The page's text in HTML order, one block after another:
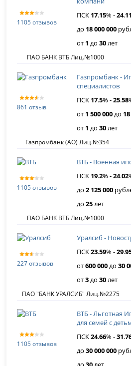
1105 отзывов
ПСК 17.15% -24.
до 18 000 000
от 1 до30лет
ПАО БАНК ВТБ Лиц.№1000
861 отзыв
Газпромбанк -
специалистов
ПСК 17.5% -25.58
от 1 500 000до
от 1 до30лет
Газпромбанк (АО) Лиц.№354
1105 отзывов
ВТБ - Военная
ПСК 19.2% -24.02
до2 125 000
до25лет
ПАО БАНК ВТБ Лиц.№1000
227 отзывов
Уралсиб -
ПСК23.59% -29.
от600 000до30
от3до30лет
ПАО "БАНК УРАЛСИБ" Лиц.№2275
1105 отзывов
ВТБ - Льготная
для семей с
ПСК24.66% -31.
до30 000 000